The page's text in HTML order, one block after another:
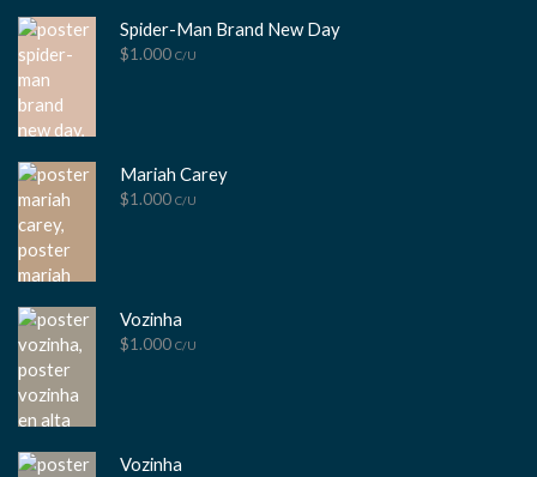
Spider-Man Brand New Day
$1.000 C/U
Mariah Carey
$1.000 C/U
Vozinha
$1.000 C/U
Vozinha